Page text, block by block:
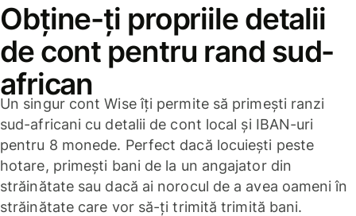
Obține-ți propriile detalii
de cont pentru rand sud-
african
Un singur cont Wise îți permite să primești ranzi
sud-africani cu detalii de cont local și IBAN-uri
pentru 8 monede. Perfect dacă locuiești peste
hotare, primești bani de la un angajator din
străinătate sau dacă ai norocul de a avea oameni în
străinătate care vor să-ți trimită trimită bani.